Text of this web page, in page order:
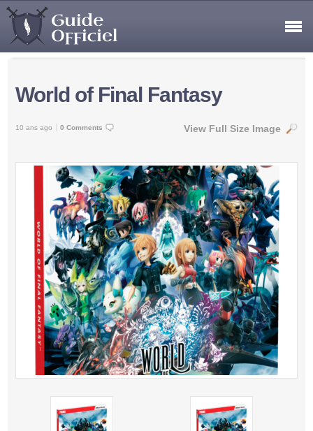
World of Final Fantasy
10 ans ago 0 Comments View Full Size Image